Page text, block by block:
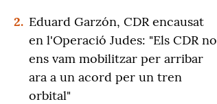
2. Eduard Garzón, CDR encausat
en l'Operació Judes: "Els CDR no
ens vam mobilitzar per arribar
ara a un acord per un tren
orbital"